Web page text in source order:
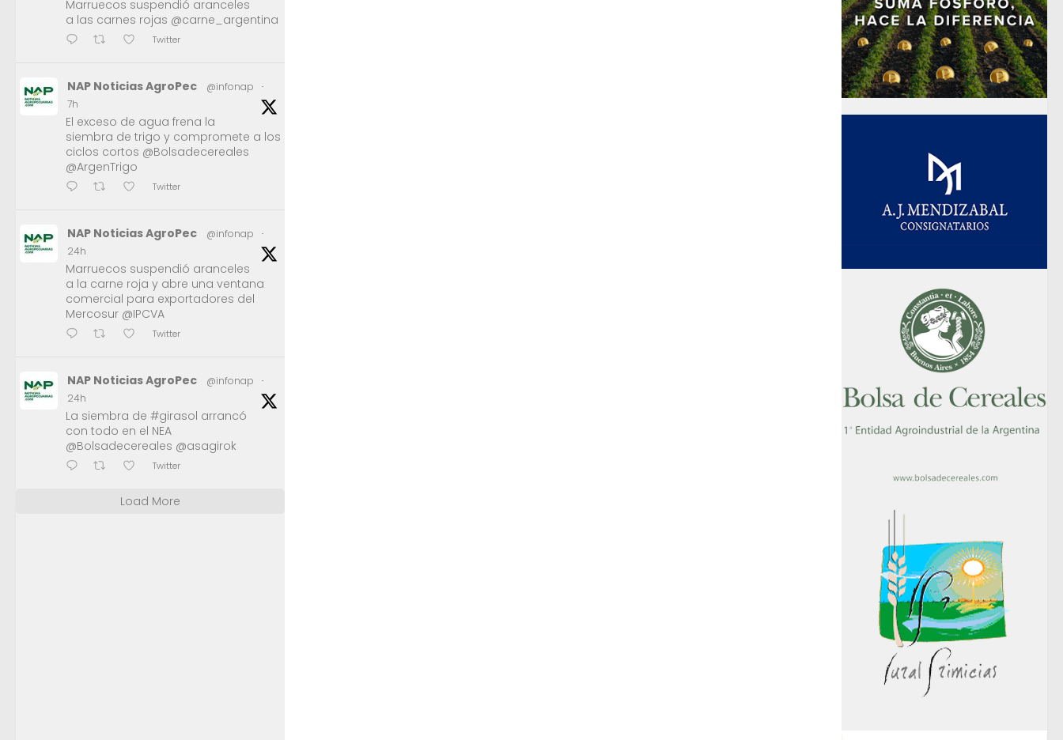
Marruecos suspendió aranceles
a las carnes rojas @carne_argentina
Twitter
NAP Noticias AgroPec @infonap
·
7h
El exceso de agua frena la
siembra de trigo y compromete a los
ciclos cortos @Bolsadecereales
@ArgenTrigo
Twitter
NAP Noticias AgroPec @infonap
·
24h
Marruecos suspendió aranceles
a la carne roja y abre una ventana
comercial para exportadores del
Mercosur @IPCVA
Twitter
NAP Noticias AgroPec @infonap
·
24h
La siembra de #girasol arrancó
con todo en el NEA
@Bolsadecereales @asagirok
Twitter
Load More